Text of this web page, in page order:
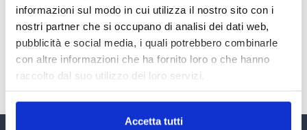
informazioni sul modo in cui utilizza il nostro sito con i
nostri partner che si occupano di analisi dei dati web,
pubblicità e social media, i quali potrebbero combinarle
con altre informazioni che ha fornito loro o che hanno
raccolto dal suo utilizzo dei loro servizi.
Accetta tutti
30 Giugno 2026
TUTTI GLI ARTICOLI DEL MESE